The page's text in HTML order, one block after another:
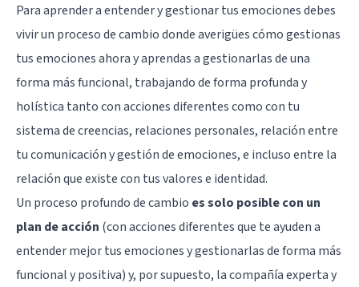
Para aprender a entender y gestionar tus emociones debes
vivir un proceso de cambio donde averigües cómo gestionas
tus emociones ahora y aprendas a gestionarlas de una
forma más funcional, trabajando de forma profunda y
holística tanto con acciones diferentes como con tu
sistema de creencias, relaciones personales, relación entre
tu comunicación y gestión de emociones, e incluso entre la
relación que existe con tus valores e identidad.
Un proceso profundo de cambio es solo posible con un
plan de acción (con acciones diferentes que te ayuden a
entender mejor tus emociones y gestionarlas de forma más
funcional y positiva) y, por supuesto, la compañía experta y